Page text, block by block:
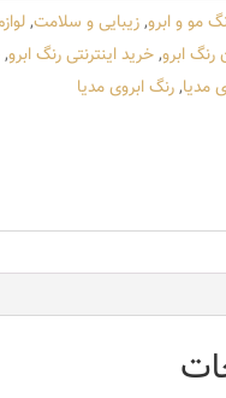
مو و ابرو,زیبایی و سلامت,
رنگ ابرو,خرید اینترنتی رنگ ابرو,
مدیا,رنگ ابروی مدیا